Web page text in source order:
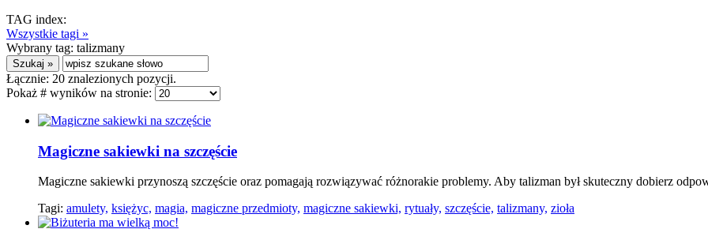
TAG index:
Wszystkie tagi »
Wybrany tag: talizmany
Łącznie: 20 znalezionych pozycji.
Pokaż # wyników na stronie:
Magiczne sakiewki na szczęście
Magiczne sakiewki przynoszą szczęście oraz pomagają rozwiązywać różnorakie problemy. Aby talizman był skuteczny dobierz
Tagi: amulety, księżyc, magia, magiczne przedmioty, magiczne sakiewki, rytuały, szczęście, talizmany, zioła